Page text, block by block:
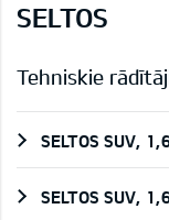
SELTOS
Tehniskie
SELTOS SUV,
SELTOS SUV,